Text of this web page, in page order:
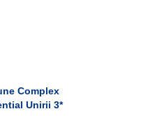
Complex
Unirii 3*